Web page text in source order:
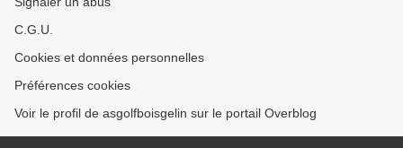
C.G.U.
Cookies et données personnelles
Préférences cookies
Voir le profil de asgolfboisgelin sur le portail Overblog